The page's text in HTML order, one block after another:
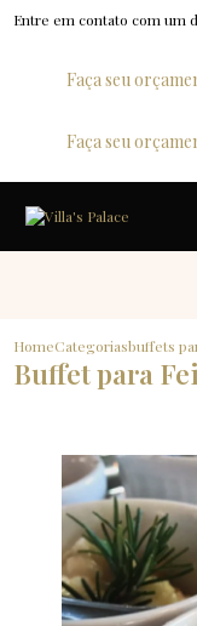
Entre em contato com um
Faça seu
Faça seu
HomeCategoriasbuffets
Buffet para